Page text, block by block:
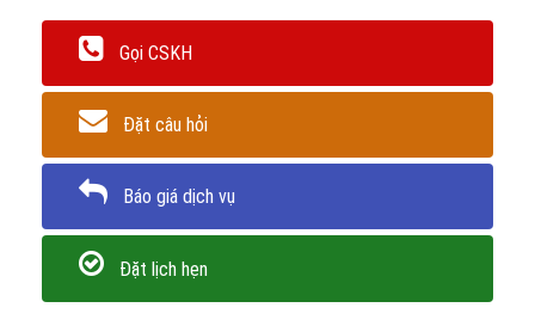
Gọi CSKH
Đặt câu hỏi
Báo giá dịch vụ
Đặt lịch hẹn